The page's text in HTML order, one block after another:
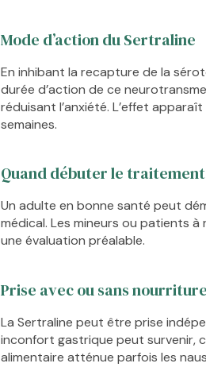
Mode d’action du Sertraline
En inhibant la recapture de la
durée d’action de ce
réduisant l’anxiété. L’effet
semaines.
Quand débuter le
Un adulte en bonne santé peut
médical. Les mineurs ou patients
une évaluation préalable.
Prise avec ou sans
La Sertraline peut être prise
inconfort gastrique peut survenir,
alimentaire atténue parfois les